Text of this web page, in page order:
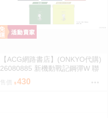
【ACG網路書店】(ONKYO代購)
26080885 新機動戰記鋼彈W 聯
名耳機 收納包
430